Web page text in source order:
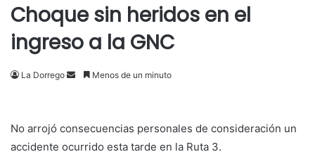
Choque sin heridos en el
ingreso a la GNC
La Dorrego
SendMenos de un minuto
No arrojó consecuencias personales de consideración un
accidente ocurrido esta tarde en la Ruta 3.